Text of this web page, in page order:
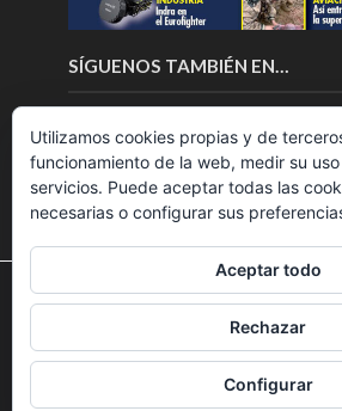
SÍGUENOS TAMBIÉN EN…
Copyright © 2018.Fly News.Noticias
UAS aviación comercial
Utilizamos cookies para ofrecerte la
nuestra web.
Puedes aprender más sobre qué cookies
desactivarlas en losajustes.
Utilizamos cookies propias y de
funcionamiento de la web, medir su
servicios. Puede aceptar todas las
necesarias o configurar sus
Aceptar todo
Rechazar
Configurar